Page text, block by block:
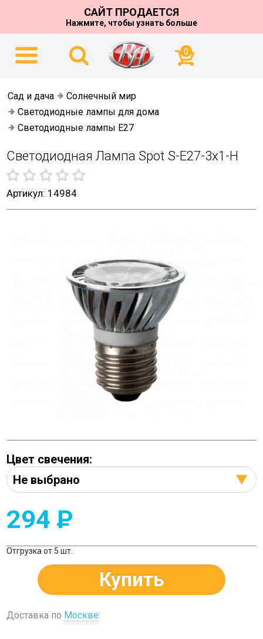
САЙТ ПРОДАЕТСЯ
Нажмите, чтобы узнать больше
0
Сад и дача
Солнечный мир
Светодиодные лампы для дома
Светодиодные лампы E27
Светодиодная Лампа Spot S-E27-3х1-H
Артикул: 14984
Цвет свечения:
294 P
Отгрузка от 5 шт.
Купить
Доставка по Москве: